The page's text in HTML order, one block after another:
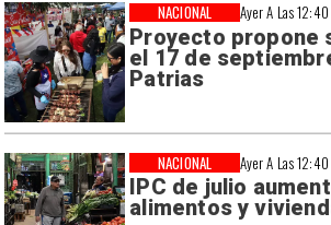
Ayer A Las 12:40
Proyecto propone
el 17 de
Patrias
NACIONAL
Ayer A Las 12:40
IPC de julio
alimentos y
NACIONAL